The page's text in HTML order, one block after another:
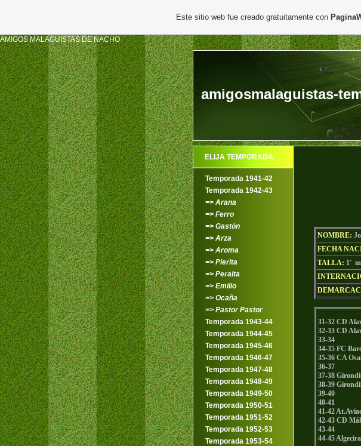
AMIGOS MALAGUISTAS DE NACHO
amigosmalaguistas-
ELIJA TEMPORADA
Temporada 1941-42
Temporada 1942-43
=> Arana
=> Ferro
=> Gastón
=> Arza
=> Aroma
=> Pierita
=> Peralta
=> Emilio
=> Ocaña
=> Pastor Pastor
Temporada 1943-44
Temporada 1944-45
Temporada 1945-46
Temporada 1946-47
Temporada 1947-48
Temporada 1948-49
Temporada 1949-50
Temporada 1950-51
Temporada 1951-52
Temporada 1952-53
Temporada 1953-54
NOMBRE:
FECHA
TALLA:
31-32 CD
32-33 CD
33-34
34-35 FC
35-36 CA
36-37
37-38
38-39
39-40
40-41
41-42
42-43 CD
43-44
44-45
Este sitio web fue creado gratuitamente con